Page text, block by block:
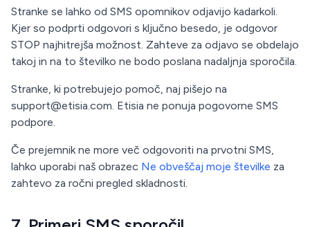
Stranke se lahko od SMS opomnikov odjavijo kadarkoli.
Kjer so podprti odgovori s ključno besedo, je odgovor
STOP najhitrejša možnost. Zahteve za odjavo se obdelajo
takoj in na to številko ne bodo poslana nadaljnja sporočila.
Stranke, ki potrebujejo pomoč, naj pišejo na
support@etisia.com. Etisia ne ponuja pogovorne SMS
podpore.
Če prejemnik ne more več odgovoriti na prvotni SMS,
lahko uporabi naš obrazec Ne obveščaj moje številke za
zahtevo za ročni pregled skladnosti.